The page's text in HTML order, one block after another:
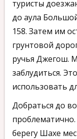
туристы
до аула
158. Затем им
грунтовой
ручья Джегош.
заблудиться.
использовать
Добраться до
берегу Шахе